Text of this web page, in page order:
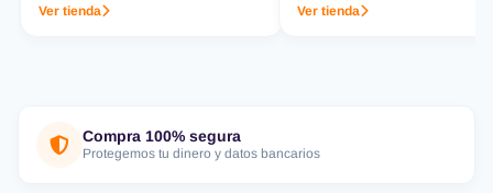
Ver tienda Ver tienda
Compra 100% segura
Protegemos tu dinero y datos bancarios